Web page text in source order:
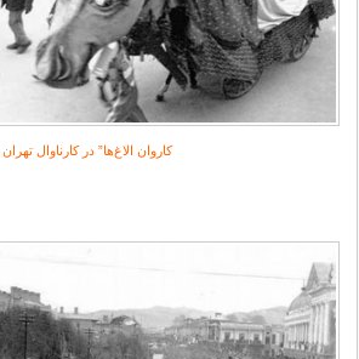
كاروان الاغ‌ها” در کارناوال تهران